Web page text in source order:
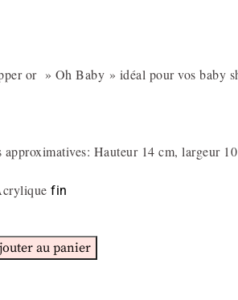
or » Oh Baby » idéal pour vos baby
approximatives: Hauteur 14 cm, largeur
fin
au panier